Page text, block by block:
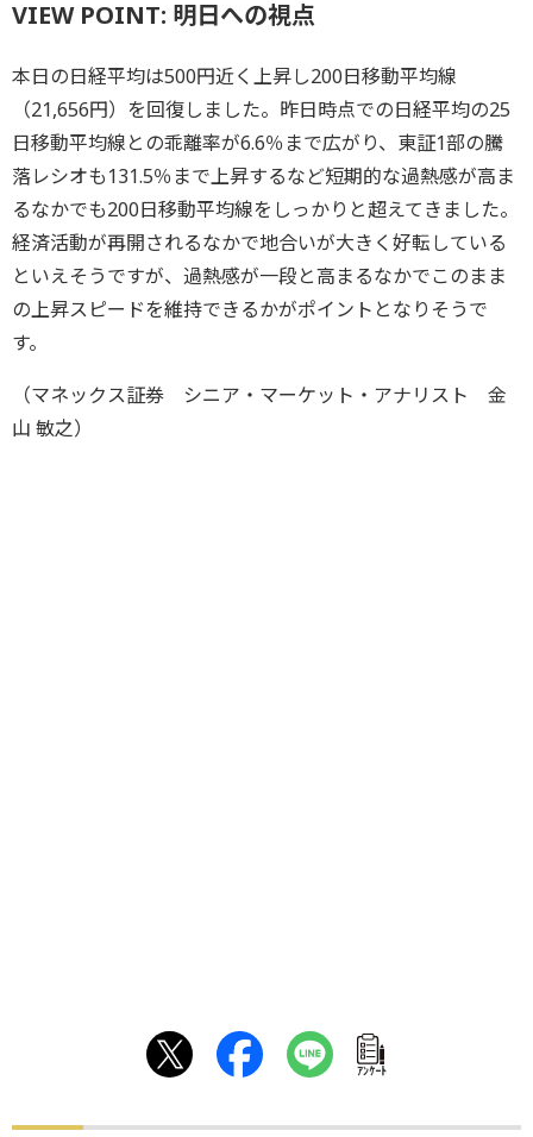
VIEW POINT: 明日への視点
本日の日経平均は500円近く上昇し200日移動平均線
（21,656円）を回復しました。昨日時点での日経平均の25
日移動平均線との乖離率が6.6％まで広がり、東証1部の騰
落レシオも131.5％まで上昇するなど短期的な過熱感が高ま
るなかでも200日移動平均線をしっかりと超えてきました。
経済活動が再開されるなかで地合いが大きく好転している
といえそうですが、過熱感が一段と高まるなかでこのまま
の上昇スピードを維持できるかがポイントとなりそうで
す。
（マネックス証券 シニア・マーケット・アナリスト 金
山 敏之）
ｱﾝｹｰﾄ